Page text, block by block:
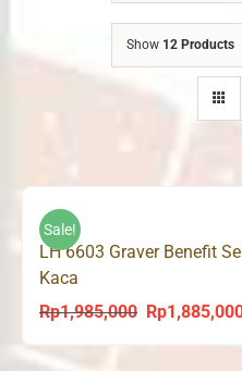
Show 12 Products
Sale!
LH 6603 Graver Benefit
Kaca
Rp1,985,000
Original
Rp